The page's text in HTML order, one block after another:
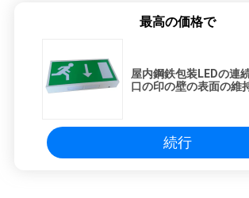
最高の価格で
屋内鋼鉄包装LEDの連
口の印の壁の表面の維
続行